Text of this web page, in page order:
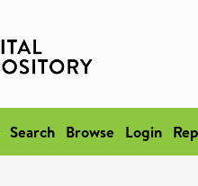
Search Browse Login